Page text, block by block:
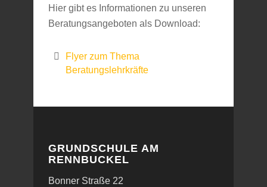
Hier gibt es Informationen zu unseren
Beratungsangeboten als Download:
Flyer zum Thema
Beratungslehrkräfte
GRUNDSCHULE AM
RENNBUCKEL
Bonner Straße 22